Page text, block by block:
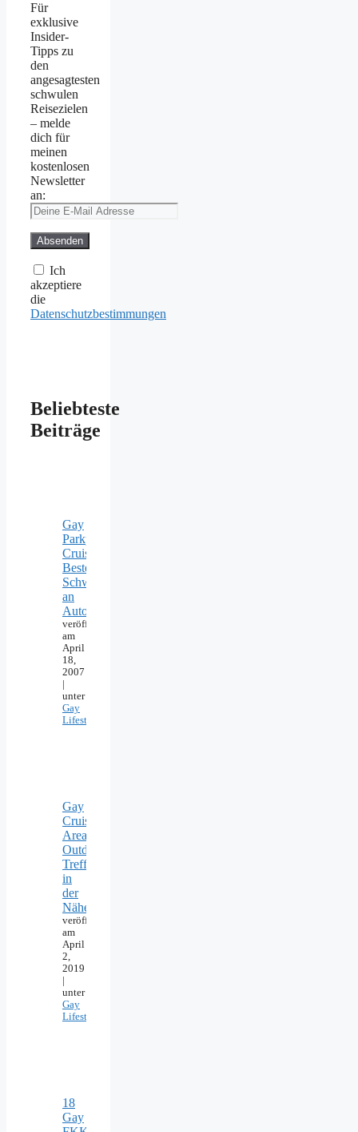
Für
exklusive
Insider-
Tipps zu
den
angesagtesten
schwulen
Reisezielen
– melde
dich für
meinen
kostenlosen
Newsletter
an:
Ich
akzeptiere
die
Datenschutzbestimmungen
Beliebteste
Beiträge
Gay
Parkplatz
Cruising:
Beste
Schwulentreffs
an
Autobahn
veröffentlicht
am
April
18,
2007
unter
Gay
Lifestyle
Gay
Cruising
Areas:
Outdoor-
Treffpunkte
in
der
Nähe
veröffentlicht
am
April
2,
2019
unter
Gay
Lifestyle
18
Gay